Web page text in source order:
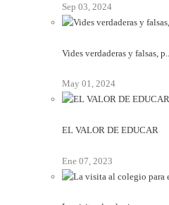
Sep 03, 2024
Vides verdaderas y falsas, p..
May 01, 2024
EL VALOR DE EDUCAR
Ene 07, 2023